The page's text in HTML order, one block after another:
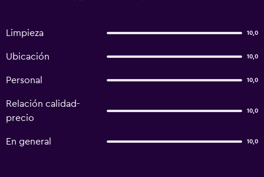
Limpieza 10,0
Ubicación 10,0
Personal 10,0
Relación calidad-
precio
10,0
En general 10,0